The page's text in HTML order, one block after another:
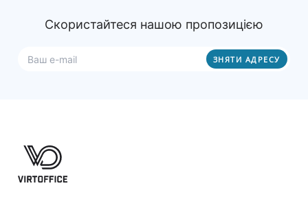
Скористайтеся нашою пропозицією